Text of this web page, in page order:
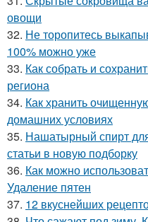
овощи
32. Не торопитесь
100% можно уже
33. Как собрать и
региона
34. Как хранить
домашних условиях
35. Нашатырный спирт
статьи в новую подборку
36. Как можно
Удаление пятен
37. 12 вкуснейших